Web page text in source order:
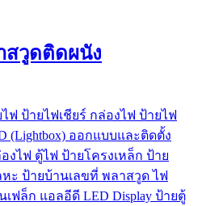
สวูดติดผนัง
ฟ ป้ายไฟเชียร์ กล่องไฟ ป้ายไฟ
(Lightbox) ออกแบบและติดตั้ง
ไฟ ตู้ไฟ ป้ายโครงเหล็ก ป้าย
ะ ป้ายบ้านเลขที่ พลาสวูด ไฟ
ฟล็ก แอลอีดี LED Display ป้ายตู้